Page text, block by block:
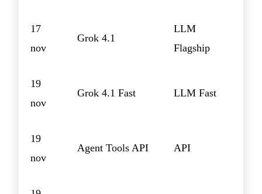
17
nov
Grok 4.1
LLM
Flagship
19
nov
Grok 4.1 Fast LLM Fast
19
nov
Agent Tools API API